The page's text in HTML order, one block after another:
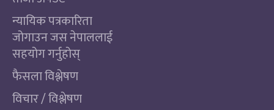
न्यायिक पत्रकारिता
जोगाउन जस नेपाललाई
सहयोग गर्नुहोस्
फैसला विश्लेषण
विचार / विश्लेषण